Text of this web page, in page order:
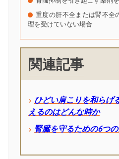
重度の肝不全または腎不全
理を受けていない場合
関連記事
ひどい肩こりを和らげ
えるのはどんな時か
腎臓を守るための6つ